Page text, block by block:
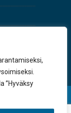
”Hyväksy